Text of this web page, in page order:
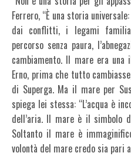
Ferrero, “È una storia
dai conflitti, i legami
percorso senza paura,
cambiamento. Il mare era
Erno, prima che tutto
di Superga. Ma il mare per
spiega lei stessa: “L’acqua è
dell’aria. Il mare è il simbolo
Soltanto il mare è
volontà del mare credo sia pari